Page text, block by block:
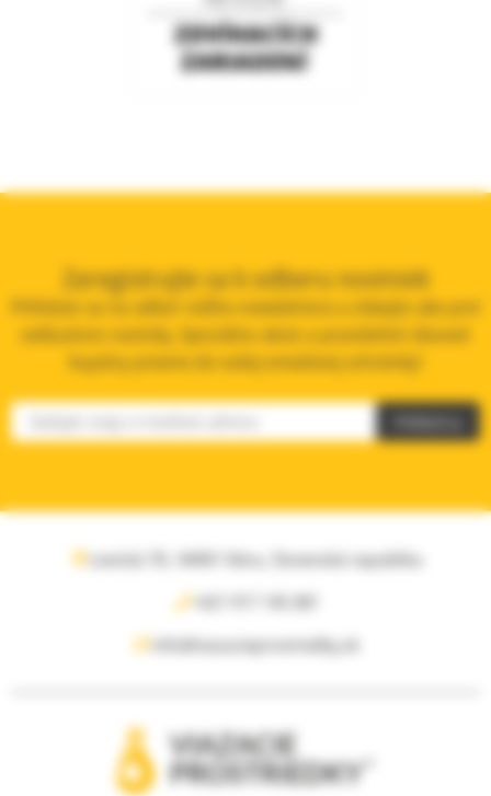
Zaregistrujte sa k odberu noviniek
Prihláste sa na odber nášho newslettera a získajte ako prví
exkluzívne novinky, špeciálne akcie a pravidelné zľavové
kupóny priamo do vašej emailovej schránky!
Levická 7D, 94901 Nitra, Slovenská republika
+421 917 145 081
info@viazacieprostriedky.sk